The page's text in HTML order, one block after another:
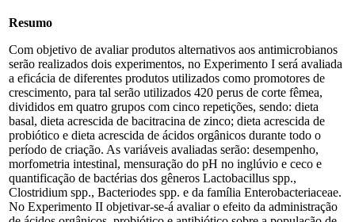
Resumo
Com objetivo de avaliar produtos alternativos aos antimicrobianos
serão realizados dois experimentos, no Experimento I será avaliada
a eficácia de diferentes produtos utilizados como promotores de
crescimento, para tal serão utilizados 420 perus de corte fêmea,
divididos em quatro grupos com cinco repetições, sendo: dieta
basal, dieta acrescida de bacitracina de zinco; dieta acrescida de
probiótico e dieta acrescida de ácidos orgânicos durante todo o
período de criação. As variáveis avaliadas serão: desempenho,
morfometria intestinal, mensuração do pH no inglúvio e ceco e
quantificação de bactérias dos gêneros Lactobacillus spp.,
Clostridium spp., Bacteriodes spp. e da família Enterobacteriaceae.
No Experimento II objetivar-se-á avaliar o efeito da administração